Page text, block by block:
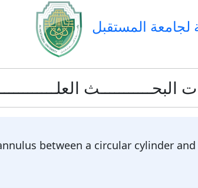
لجامعة المستقبل
البحـــــــــــث
between a circular cylinder and